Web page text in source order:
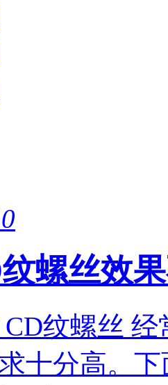
螺丝效
纹螺丝
十分高。